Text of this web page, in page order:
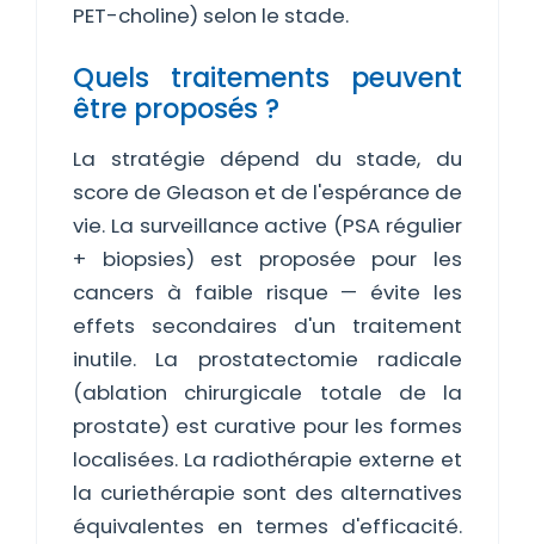
PET-choline) selon le stade.
Quels traitements peuvent
être proposés ?
La stratégie dépend du stade, du
score de Gleason et de l'espérance de
vie. La surveillance active (PSA régulier
+ biopsies) est proposée pour les
cancers à faible risque — évite les
effets secondaires d'un traitement
inutile. La prostatectomie radicale
(ablation chirurgicale totale de la
prostate) est curative pour les formes
localisées. La radiothérapie externe et
la curiethérapie sont des alternatives
équivalentes en termes d'efficacité.